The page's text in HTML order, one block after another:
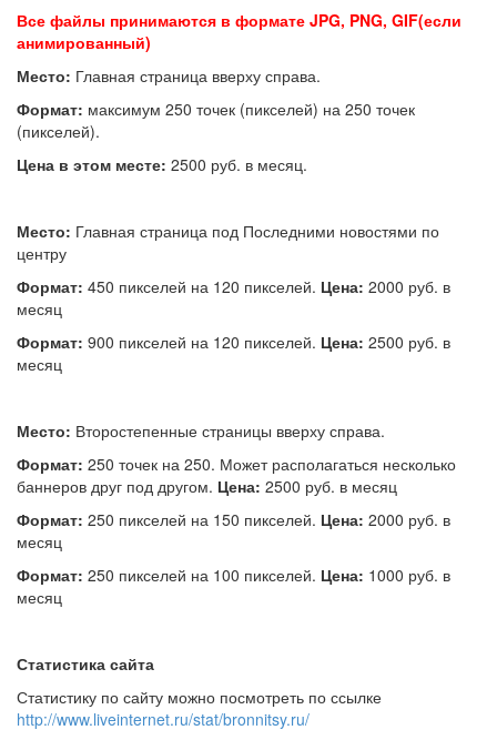
Все файлы принимаются в формате JPG, PNG, GIF(если
анимированный)
Место: Главная страница вверху справа.
Формат: максимум 250 точек (пикселей) на 250 точек
(пикселей).
Цена в этом месте: 2500 руб. в месяц.
Место: Главная страница под Последними новостями по
центру
Формат: 450 пикселей на 120 пикселей. Цена: 2000 руб. в
месяц
Формат: 900 пикселей на 120 пикселей. Цена: 2500 руб. в
месяц
Место: Второстепенные страницы вверху справа.
Формат: 250 точек на 250. Может располагаться несколько
баннеров друг под другом. Цена: 2500 руб. в месяц
Формат: 250 пикселей на 150 пикселей. Цена: 2000 руб. в
месяц
Формат: 250 пикселей на 100 пикселей. Цена: 1000 руб. в
месяц
Статистика сайта
Статистику по сайту можно посмотреть по ссылке
http://www.liveinternet.ru/stat/bronnitsy.ru/